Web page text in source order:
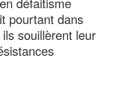
pourtant dans
souillèrent leur